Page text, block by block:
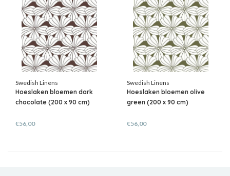
Swedish Linens
Hoeslaken bloemen dark
chocolate (200 x 90 cm)
€56,00
Swedish Linens
Hoeslaken bloemen olive
green (200 x 90 cm)
€56,00